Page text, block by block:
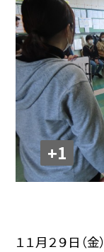
+1
１１月２９日（金）